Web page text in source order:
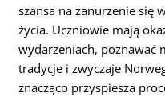
szansa na zanurzenie się
życia. Uczniowie mają
wydarzeniach, poznawać
tradycje i zwyczaje
znacząco przyspiesza